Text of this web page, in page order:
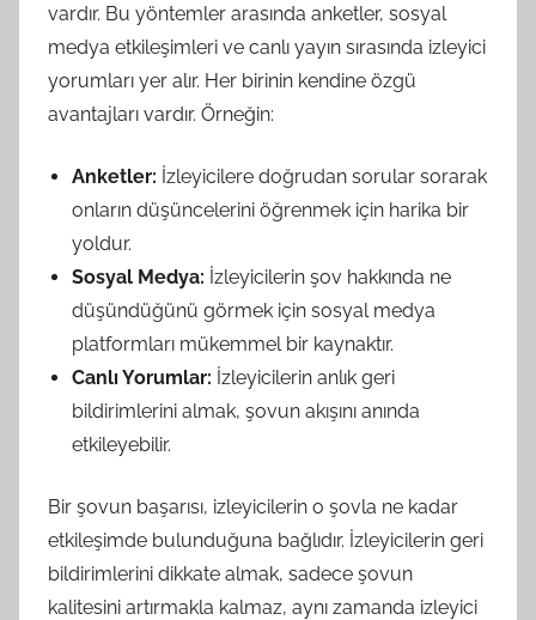
vardır. Bu yöntemler arasında anketler, sosyal
medya etkileşimleri ve canlı yayın sırasında izleyici
yorumları yer alır. Her birinin kendine özgü
avantajları vardır. Örneğin:
Anketler: İzleyicilere doğrudan sorular sorarak
onların düşüncelerini öğrenmek için harika bir
yoldur.
Sosyal Medya: İzleyicilerin şov hakkında ne
düşündüğünü görmek için sosyal medya
platformları mükemmel bir kaynaktır.
Canlı Yorumlar: İzleyicilerin anlık geri
bildirimlerini almak, şovun akışını anında
etkileyebilir.
Bir şovun başarısı, izleyicilerin o şovla ne kadar
etkileşimde bulunduğuna bağlıdır. İzleyicilerin geri
bildirimlerini dikkate almak, sadece şovun
kalitesini artırmakla kalmaz, aynı zamanda izleyici